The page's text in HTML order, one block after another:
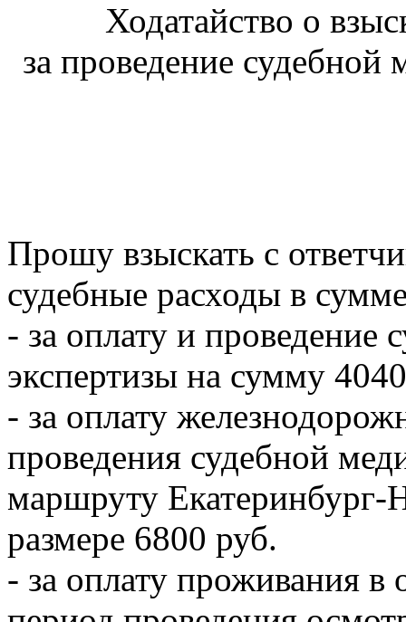
Ходатайство о
за проведение судебной
Прошу взыскать с
судебные расходы в
- за оплату и проведение
экспертизы на сумму
- за оплату
проведения судебной
маршруту Екатеринбург-
размере 6800 руб.
- за оплату проживания